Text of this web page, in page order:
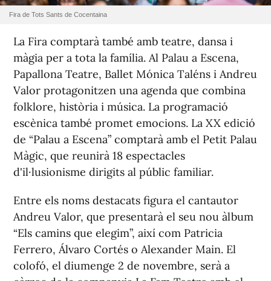
Fira de Tots Sants de Cocentaina
La Fira comptarà també amb teatre, dansa i
màgia per a tota la família. Al Palau a Escena,
Papallona Teatre, Ballet Mónica Taléns i Andreu
Valor protagonitzen una agenda que combina
folklore, història i música. La programació
escènica també promet emocions. La XX edició
de “Palau a Escena” comptarà amb el Petit Palau
Màgic, que reunirà 18 espectacles
d'il·lusionisme dirigits al públic familiar.
Entre els noms destacats figura el cantautor
Andreu Valor, que presentarà el seu nou àlbum
“Els camins que elegim”, així com Patricia
Ferrero, Álvaro Cortés o Alexander Main. El
colofó, el diumenge 2 de novembre, serà a